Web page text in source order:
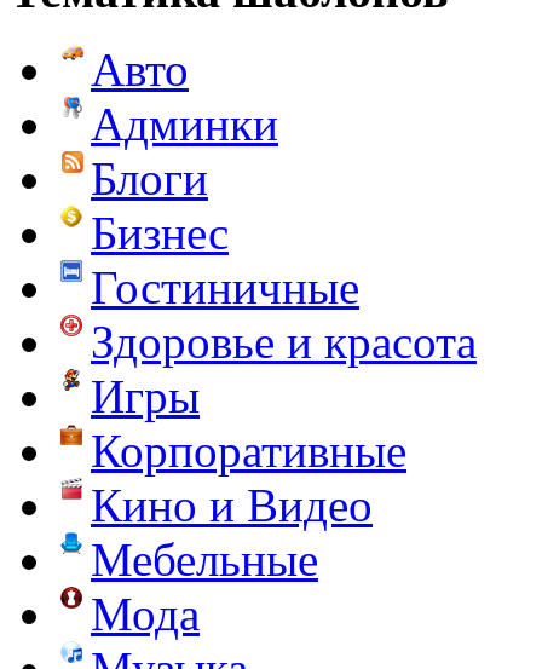
Авто
Админки
Блоги
Бизнес
Гостиничные
Здоровье и красота
Игры
Корпоративные
Кино и Видео
Мебельные
Мода